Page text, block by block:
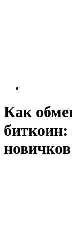
Как
биткоин:
новичков